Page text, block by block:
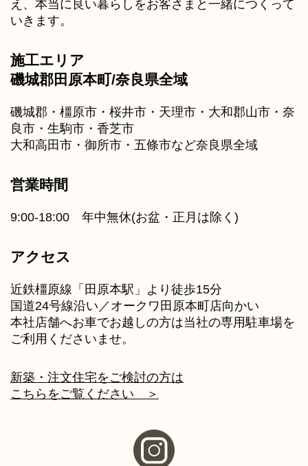
え、本当に良い暮らしをお客さまと一緒につくって
いきます。
施工エリア
磯城郡田原本町/奈良県全域
磯城郡・橿原市・桜井市・天理市・大和郡山市・奈
良市・生駒市・香芝市
大和高田市・御所市・五條市など奈良県全域
営業時間
9:00-18:00 年中無休(お盆・正月は除く)
アクセス
近鉄橿原線「田原本駅」より徒歩15分
国道24号線沿い／オークワ田原本町店向かい
本社店舗へお車でお越しの方は当社の専用駐車場を
ご利用くださいませ。
新築・注文住宅をご検討の方は
こちらをご覧ください ＞